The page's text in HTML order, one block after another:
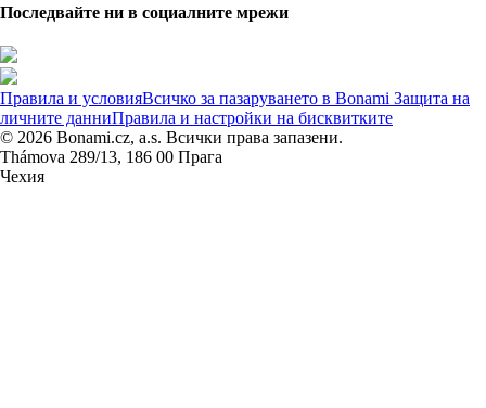
Последвайте ни в социалните мрежи
Правила и условияВсичко за пазаруването в Bonami Защита на
личните данниПравила и настройки на бисквитките
© 2026 Bonami.cz, a.s. Всички права запазени.
Thámova 289/13, 186 00 Прага
Чехия